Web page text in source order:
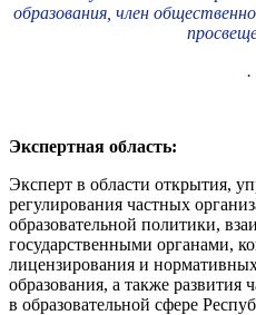
образования, член
.
Экспертная область:
Эксперт в области открытия,
регулирования частных
образовательной политики,
государственными органами,
лицензирования и
образования, а также развития
в образовательной сфере